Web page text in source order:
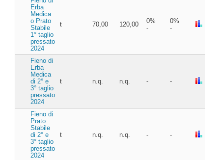
Erba
Medica
o Prato
Stabile
1° taglio
pressato
2024
t 70,00 120,00
0%
-
0%
-
Fieno di
Erba
Medica
di 2° e
3° taglio
pressato
2024
t n.q. n.q. - -
Fieno di
Prato
Stabile
di 2° e
3° taglio
pressato
2024
t n.q. n.q. - -